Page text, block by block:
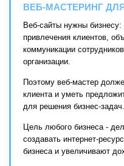
ВЕБ-МАСТЕРИНГ
Веб-сайты нужны
привлечения клиентов,
коммуникации
организации.
Поэтому веб-мастер
клиента и уметь
для решения бизнес-задач.
Цель любого бизнеса -
создавать интернет-
бизнеса и увеличивают